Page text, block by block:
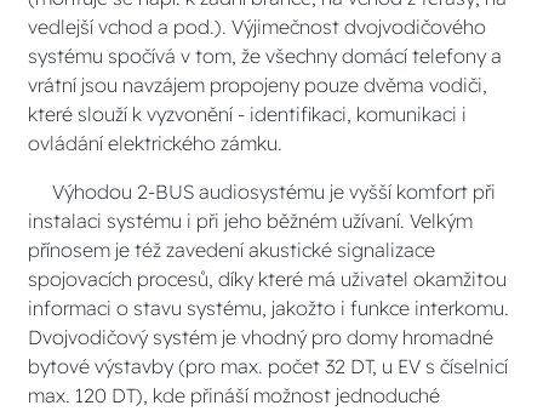
vedlejší vchod a pod.). Výjimečnost dvojvodičového
systému spočívá v tom, že všechny domácí telefony a
vrátní jsou navzájem propojeny pouze dvěma vodiči,
které slouží k vyzvonění - identifikaci, komunikaci i
ovládání elektrického zámku.
Výhodou 2-BUS audiosystému je vyšší komfort při
instalaci systému i při jeho běžném užívaní. Velkým
přínosem je též zavedení akustické signalizace
spojovacích procesů, díky které má uživatel okamžitou
informaci o stavu systému, jakožto i funkce interkomu.
Dvojvodičový systém je vhodný pro domy hromadné
bytové výstavby (pro max. počet 32 DT, u EV s číselnicí
max. 120 DT), kde přináší možnost jednoduché